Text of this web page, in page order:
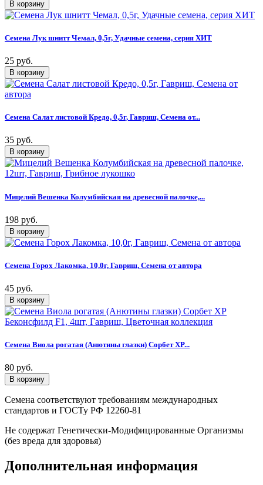
Семена Лук шнитт Чемал, 0,5г, Удачные семена, серия ХИТ
25 руб.
Семена Салат листовой Кредо, 0,5г, Гавриш, Семена от...
35 руб.
Мицелий Вешенка Колумбийская на древесной палочке,...
198 руб.
Семена Горох Лакомка, 10,0г, Гавриш, Семена от автора
45 руб.
Семена Виола рогатая (Анютины глазки) Сорбет XP...
80 руб.
Семена соответствуют требованиям международных
стандартов и ГОСТу РФ 12260-81
Не содержат Генетически-Модифицированные Организмы
(без вреда для здоровья)
Дополнительная информация